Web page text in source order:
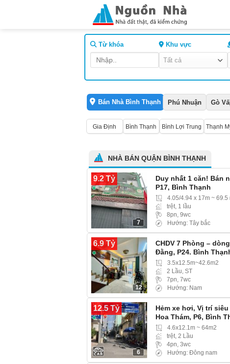
Từ khóa Khu vực
Bán Nhà Bình Thạnh Phú Nhuận Gò
Gia Định Bình Thạnh Bình Lợi Trung Thạnh
NHÀ BÁN QUẬN BÌNH THẠNH
9.2 Tỷ
7
Duy nhất 1 căn! Bán
P17, Bình Thạnh
4.05/4.94 x 17m ~ 69.5
trệt, 1 lầu
8pn, 9wc
Hướng: Tây bắc
6.9 Tỷ
12
CHDV 7 Phòng –
Đằng, P24. Bình
3.5x12.5m~42.6m2
2 Lầu, ST
7pn, 7wc
Hướng: Nam
12.5 Tỷ
6
Hẻm xe hơi, Vị trí
Hoa Thám, P6, Bình
4.6x12.1m ~ 64m2
trệt, 2 Lầu
4pn, 3wc
Hướng: Đông nam